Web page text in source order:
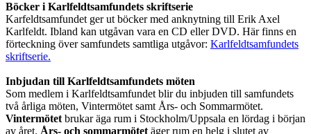
Böcker i Karlfeldtsamfundets skriftserie
Karfeldtsamfundet ger ut böcker med anknytning till Erik Axel
Karlfeldt. Ibland kan utgåvan vara en CD eller DVD. Här finns en
förteckning över samfundets samtliga utgåvor: Karlfeldtsamfundets
skriftserie.
Inbjudan till Karlfeldtsamfundets möten
Som medlem i Karlfeldtsamfundet blir du inbjuden till samfundets
två årliga möten, Vintermötet samt Års- och Sommarmötet.
Vintermötet brukar äga rum i Stockholm/Uppsala en lördag i början
av året. Års- och sommarmötet äger rum en helg i slutet av